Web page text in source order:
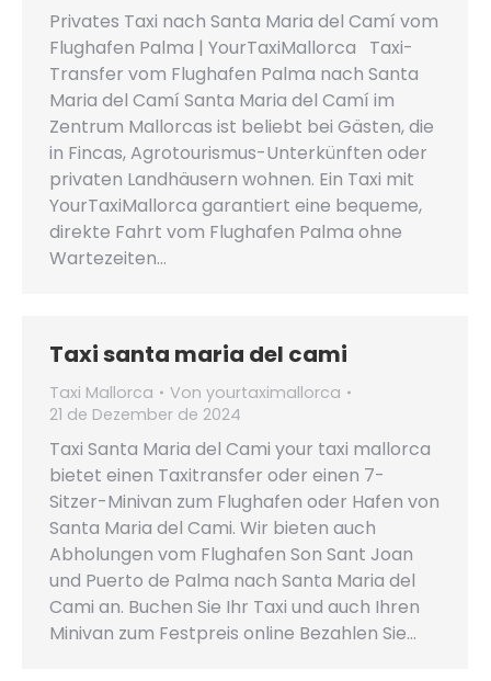
Privates Taxi nach Santa Maria del Camí vom
Flughafen Palma | YourTaxiMallorca Taxi-
Transfer vom Flughafen Palma nach Santa
Maria del Camí Santa Maria del Camí im
Zentrum Mallorcas ist beliebt bei Gästen, die
in Fincas, Agrotourismus-Unterkünften oder
privaten Landhäusern wohnen. Ein Taxi mit
YourTaxiMallorca garantiert eine bequeme,
direkte Fahrt vom Flughafen Palma ohne
Wartezeiten…
Taxi santa maria del cami
Taxi Mallorca Von yourtaximallorca
21 de Dezember de 2024
Taxi Santa Maria del Cami your taxi mallorca
bietet einen Taxitransfer oder einen 7-
Sitzer-Minivan zum Flughafen oder Hafen von
Santa Maria del Cami. Wir bieten auch
Abholungen vom Flughafen Son Sant Joan
und Puerto de Palma nach Santa Maria del
Cami an. Buchen Sie Ihr Taxi und auch Ihren
Minivan zum Festpreis online Bezahlen Sie…